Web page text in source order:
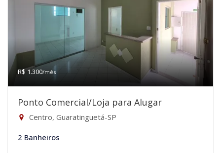
R$ 1.300/mês
Ponto Comercial/Loja para Alugar
Centro, Guaratinguetá-SP
2 Banheiros